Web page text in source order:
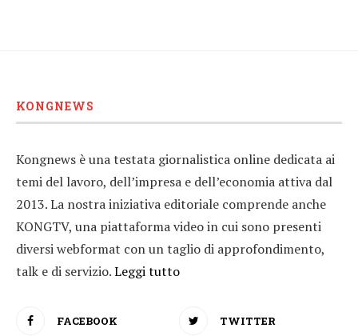
KONGNEWS
Kongnews è una testata giornalistica online dedicata ai
temi del lavoro, dell’impresa e dell’economia attiva dal
2013. La nostra iniziativa editoriale comprende anche
KONGTV, una piattaforma video in cui sono presenti
diversi webformat con un taglio di approfondimento,
talk e di servizio.Leggi tutto
FACEBOOK TWITTER